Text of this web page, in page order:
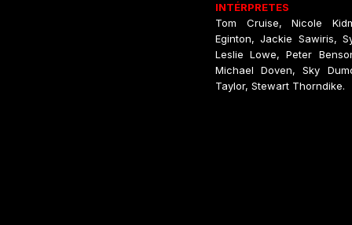
INTÉRPRETES
Tom Cruise, Nicole
Eginton, Jackie Sawiris,
Leslie Lowe, Peter
Michael Doven, Sky
Taylor, Stewart Thorndike.